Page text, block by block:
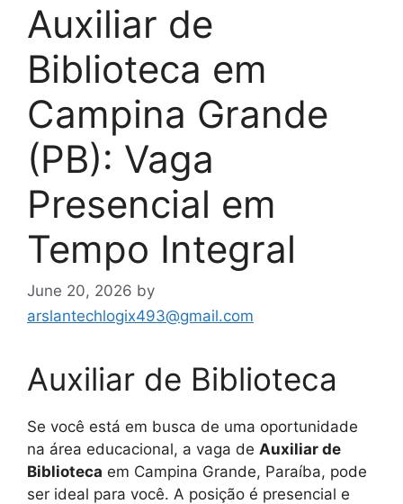
Auxiliar de
Biblioteca em
Campina Grande
(PB): Vaga
Presencial em
Tempo Integral
June 20, 2026 by
arslantechlogix493@gmail.com
Auxiliar de Biblioteca
Se você está em busca de uma oportunidade
na área educacional, a vaga de Auxiliar de
Biblioteca em Campina Grande, Paraíba, pode
ser ideal para você. A posição é presencial e